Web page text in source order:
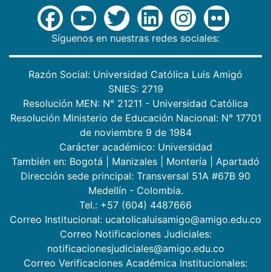
Síguenos en nuestras redes sociales:
Razón Social: Universidad Católica Luis Amigó
SNIES: 2719
Resolución MEN: N° 21211 - Universidad Católica
Resolución Ministerio de Educación Nacional: N° 17701
de noviembre 9 de 1984
Carácter académico: Universidad
También en: Bogotá Manizales Montería
Apartadó
Dirección sede principal: Transversal 51A #67B 90
Medellín - Colombia.
Tel.: +57 (604) 4487666
Correo Institucional: ucatolicaluisamigo@amigo.edu.co
Correo Notificaciones Judiciales:
notificacionesjudiciales@amigo.edu.co
Correo Verificaciones Académica Institucionales: